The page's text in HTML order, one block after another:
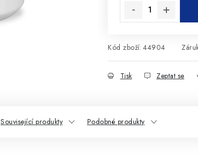
Kód zboží: 44904
Tisk Zeptat se
Související produkty Podobné produkty